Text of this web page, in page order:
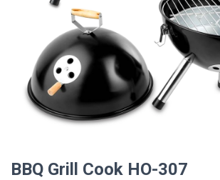
BBQ Grill Cook HO-307